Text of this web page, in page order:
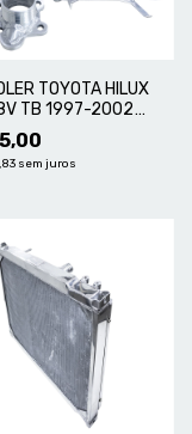
TOYOTA HILUX
TB 1997-2002
SUPORTE MOTOR
MASTER
sem juros